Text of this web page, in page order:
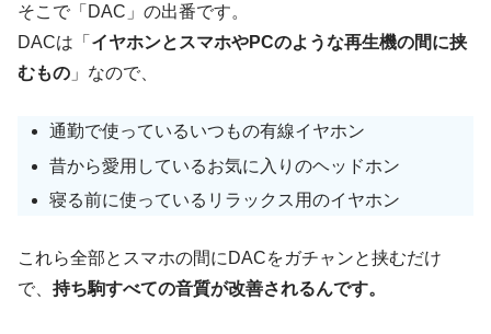
そこで「DAC」の出番です。
DACは「 イヤホンとスマホやPCのような再生機の間に挟
むもの 」なので、
通勤で使っているいつもの有線イヤホン
昔から愛用しているお気に入りのヘッドホン
寝る前に使っているリラックス用のイヤホン
これら全部とスマホの間にDACをガチャンと挟むだけ
で、 持ち駒すべての音質が改善されるんです。